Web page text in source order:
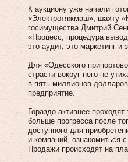
К аукциону уже начали
«Электротяжмаш», шахту
госимущества Дмитрий
«Процесс, процедура
это аудит, это маркетинг и
Для «Одесского
страсти вокруг него не
в пять миллионов
предприятие.
Гораздо активнее
больше прогресса после
доступного для
и компаний, ознакомиться
Продажи происходят на